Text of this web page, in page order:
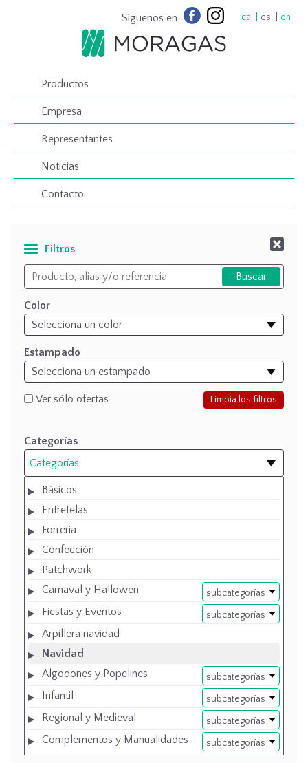
Síguenos en ca es en
Productos
Empresa
Representantes
Noticias
Contacto
Filtros
Color
Estampado
Ver sólo ofertas Limpia los filtros
Categorías
Categorías
Básicos
Entretelas
Forreria
Confección
Patchwork
subcategorías
Carnaval y Hallowen
subcategorías
Fiestas y Eventos
Arpillera navidad
Navidad
subcategorías
Algodones y Popelines
subcategorías
Infantil
subcategorías
Regional y Medieval
subcategorías
Complementos y Manualidades